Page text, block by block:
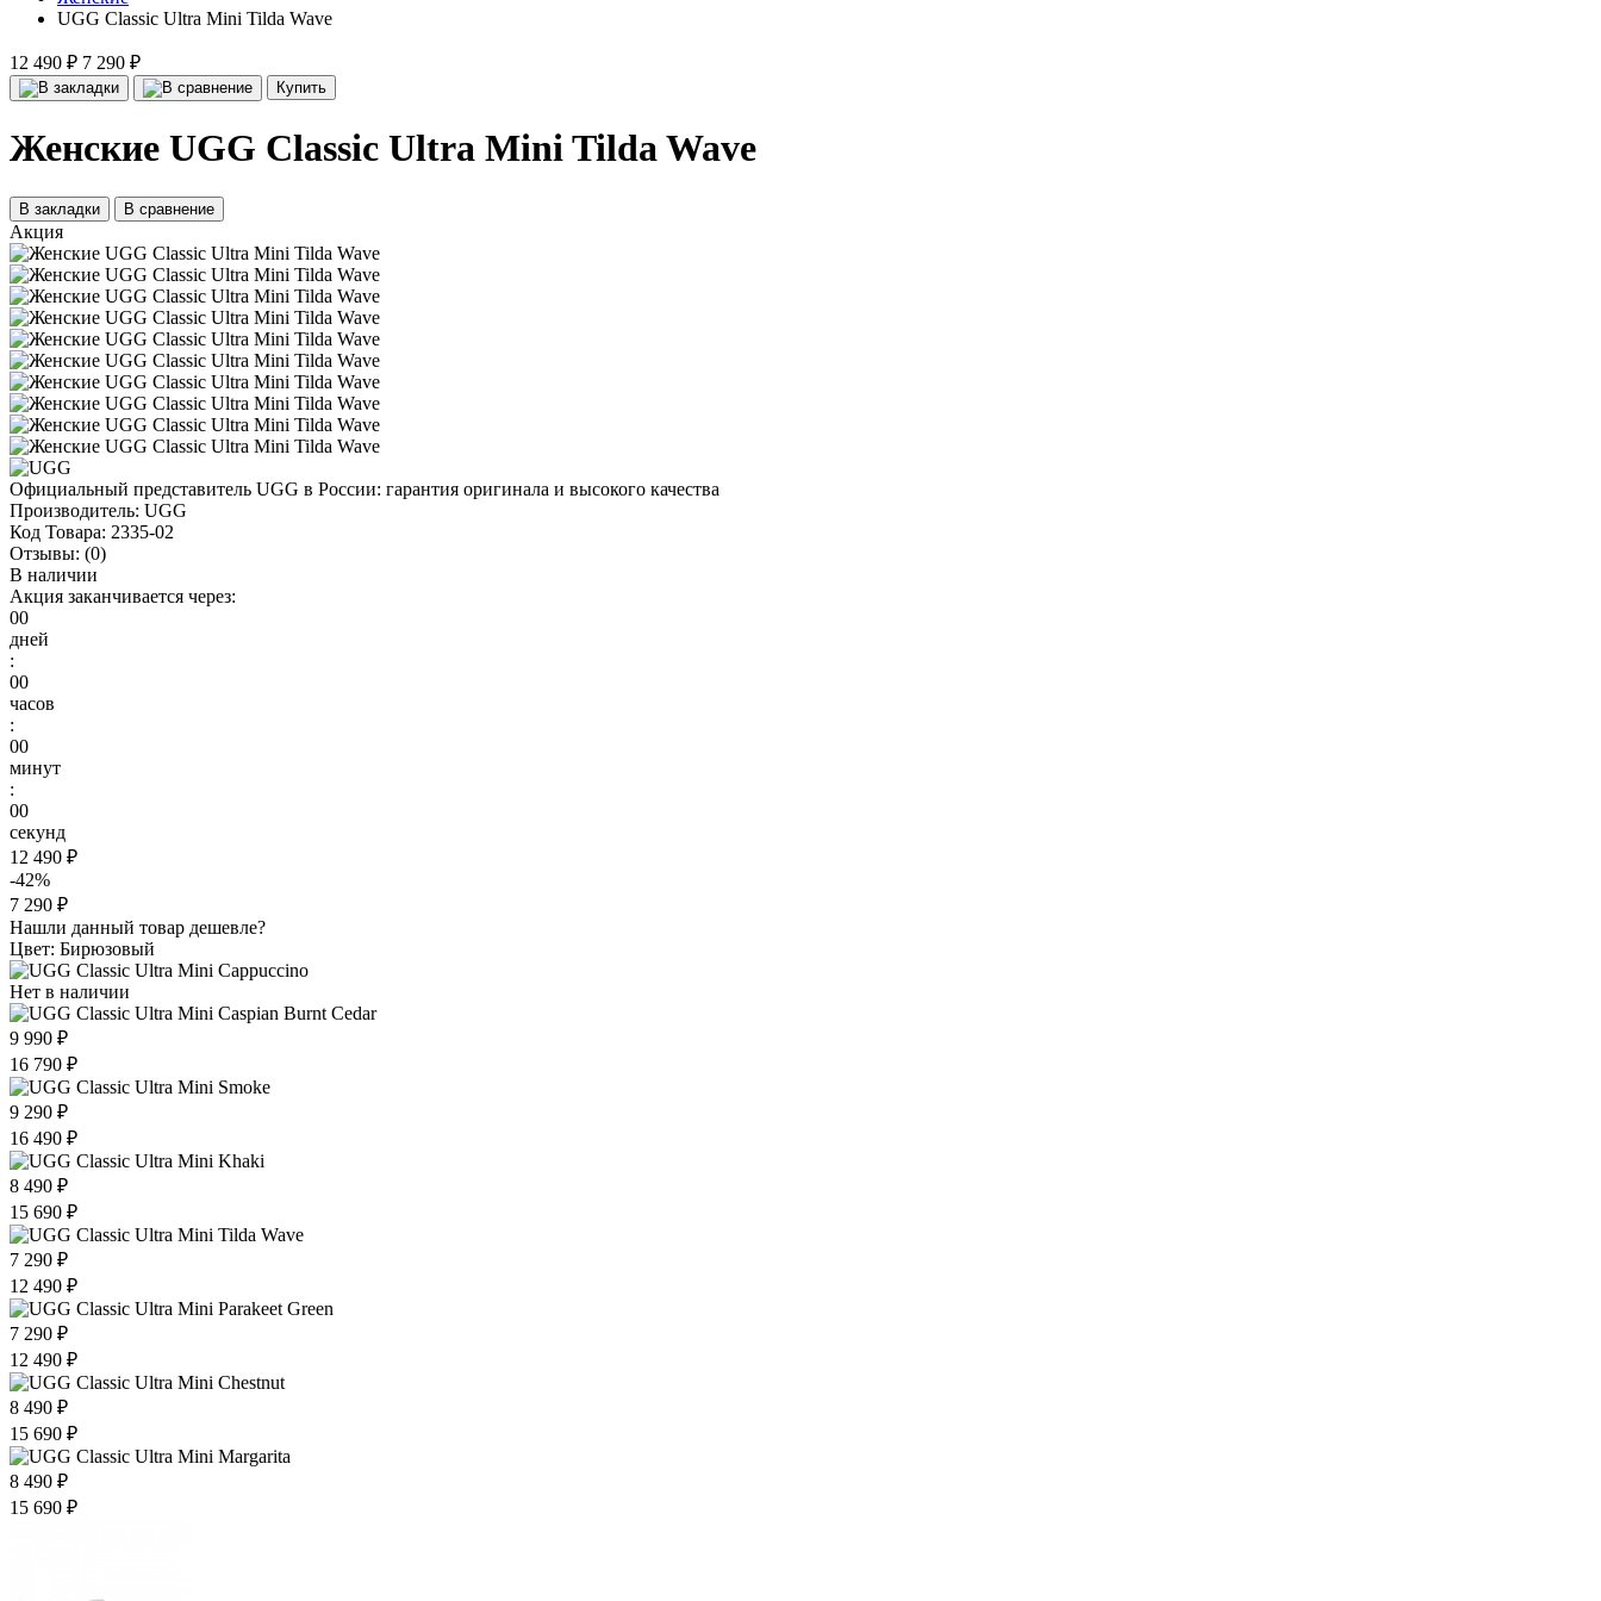
UGG Classic Ultra Mini Tilda Wave
12 490 ₽ 7 290 ₽
Купить
Женские UGG Classic Ultra Mini Tilda Wave
В закладки В сравнение
Акция
Официальный представитель UGG в России: гарантия оригинала и высокого качества
Производитель: UGG
Код Товара: 2335-02
Отзывы: (0)
В наличии
Акция заканчивается через:
00
дней
:
00
часов
:
00
минут
:
00
секунд
12 490 ₽
-42%
7 290 ₽
Нашли данный товар дешевле?
Цвет: Бирюзовый
Нет в наличии
9 990 ₽
16 790 ₽
9 290 ₽
16 490 ₽
8 490 ₽
15 690 ₽
7 290 ₽
12 490 ₽
7 290 ₽
12 490 ₽
8 490 ₽
15 690 ₽
8 490 ₽
15 690 ₽